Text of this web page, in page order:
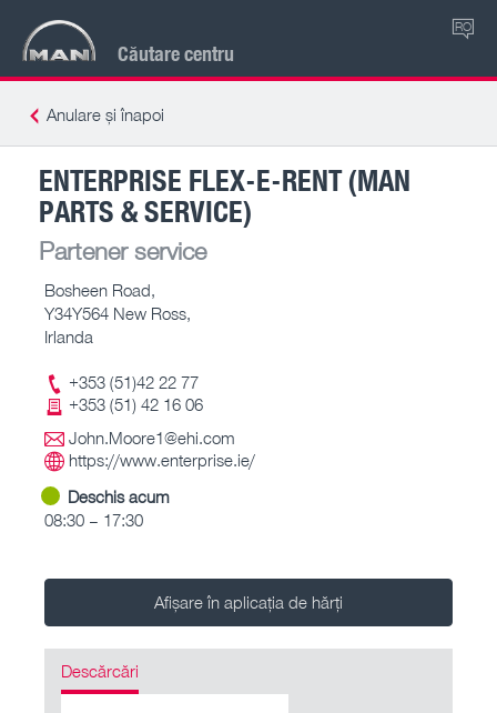
Căutare centru
RO
Anulare și înapoi
ENTERPRISE FLEX-E-RENT (MAN
PARTS & SERVICE)
Partener service
Bosheen Road,
Y34Y564 New Ross,
Irlanda
+353 (51)42 22 77
+353 (51) 42 16 06
John.Moore1@ehi.com
https://www.enterprise.ie/
Deschis acum
08:30 – 17:30
Afișare în aplicația de hărți
Descărcări